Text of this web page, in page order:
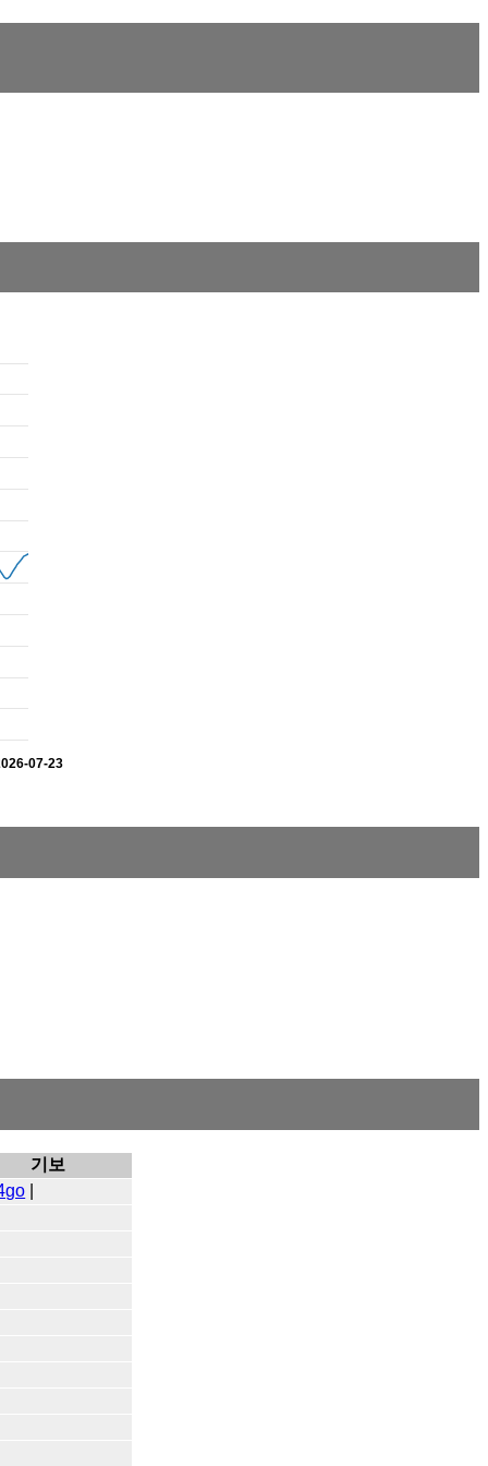
07-23
기보